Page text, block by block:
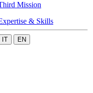
Mission
& Skills
IT EN